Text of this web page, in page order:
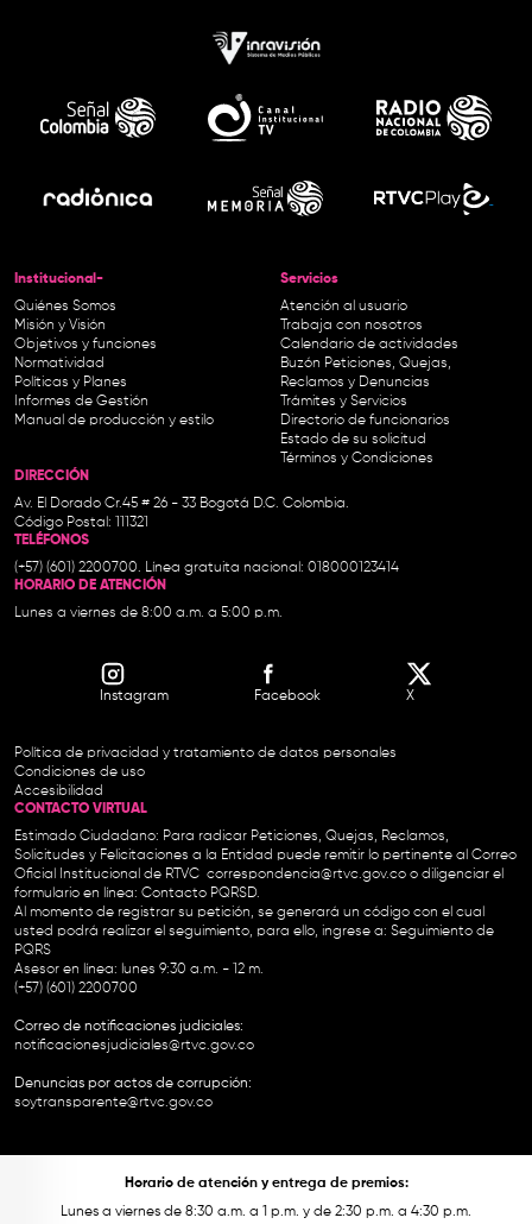
Institucional-
Quiénes Somos
Misión y Visión
Objetivos y funciones
Normatividad
Políticas y Planes
Informes de Gestión
Manual de producción y estilo
Servicios
Atención al usuario
Trabaja con nosotros
Calendario de actividades
Buzón Peticiones, Quejas,
Reclamos y Denuncias
Trámites y Servicios
Directorio de funcionarios
Estado de su solicitud
Términos y Condiciones
DIRECCIÓN
Av. El Dorado Cr.45 # 26 - 33 Bogotá D.C. Colombia.
Código Postal: 111321
TELÉFONOS
(+57) (601) 2200700. Línea gratuita nacional: 018000123414
HORARIO DE ATENCIÓN
Lunes a viernes de 8:00 a.m. a 5:00 p.m.
Instagram Facebook X
Política de privacidad y tratamiento de datos personales
Condiciones de uso
Accesibilidad
CONTACTO VIRTUAL
Estimado Ciudadano: Para radicar Peticiones, Quejas, Reclamos,
Solicitudes y Felicitaciones a la Entidad puede remitir lo pertinente al Correo
Oficial Institucional de RTVC correspondencia@rtvc.gov.co o diligenciar el
formulario en línea: Contacto PQRSD.
Al momento de registrar su petición, se generará un código con el cual
usted podrá realizar el seguimiento, para ello, ingrese a: Seguimiento de
PQRS
Asesor en línea: lunes 9:30 a.m. - 12 m.
(+57) (601) 2200700
Correo de notificaciones judiciales:
notificacionesjudiciales@rtvc.gov.co
Denuncias por actos de corrupción:
soytransparente@rtvc.gov.co
Horario de atención y entrega de premios:
Lunes a viernes de 8:30 a.m. a 1 p.m. y de 2:30 p.m. a 4:30 p.m.